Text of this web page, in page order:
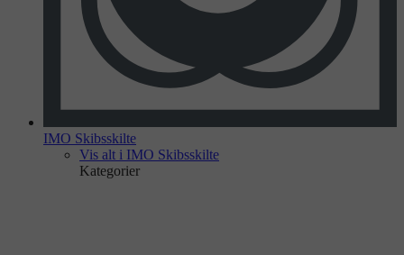
IMO Skibsskilte
Vis alt i IMO Skibsskilte
Kategorier